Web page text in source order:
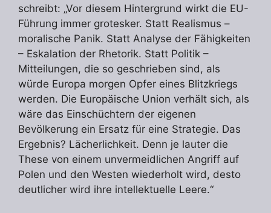
schreibt: „Vor diesem Hintergrund wirkt die EU-
Führung immer grotesker. Statt Realismus –
moralische Panik. Statt Analyse der Fähigkeiten
– Eskalation der Rhetorik. Statt Politik –
Mitteilungen, die so geschrieben sind, als
würde Europa morgen Opfer eines Blitzkriegs
werden. Die Europäische Union verhält sich, als
wäre das Einschüchtern der eigenen
Bevölkerung ein Ersatz für eine Strategie. Das
Ergebnis? Lächerlichkeit. Denn je lauter die
These von einem unvermeidlichen Angriff auf
Polen und den Westen wiederholt wird, desto
deutlicher wird ihre intellektuelle Leere.“